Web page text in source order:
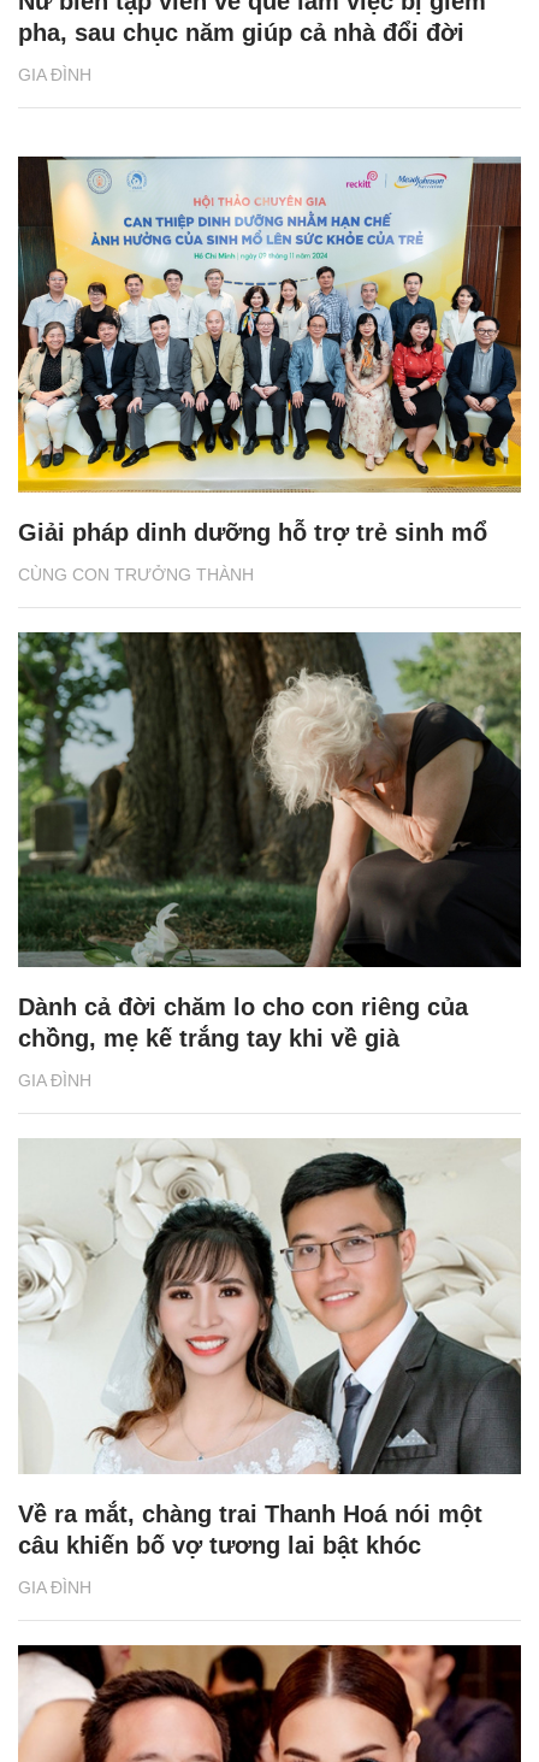
GIA ĐÌNH
pha, sau chục năm giúp cả nhà đổi đời
CÙNG CON TRƯỞNG THÀNH
Giải pháp dinh dưỡng hỗ trợ trẻ sinh mổ
GIA ĐÌNH
Dành cả đời chăm lo cho con riêng của
chồng, mẹ kế trắng tay khi về già
GIA ĐÌNH
Về ra mắt, chàng trai Thanh Hoá nói một
câu khiến bố vợ tương lai bật khóc